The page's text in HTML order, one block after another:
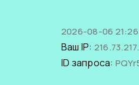
2026-08-06
Ваш IP:
ID запроса: